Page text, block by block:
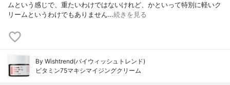
ムという感じで、重たいわけではないけれど、かといって特別に軽いク
リームというわけでもありません…続きを見る
By Wishtrend(バイウィッシュトレンド)
ビタミン75マキシマイジングクリーム